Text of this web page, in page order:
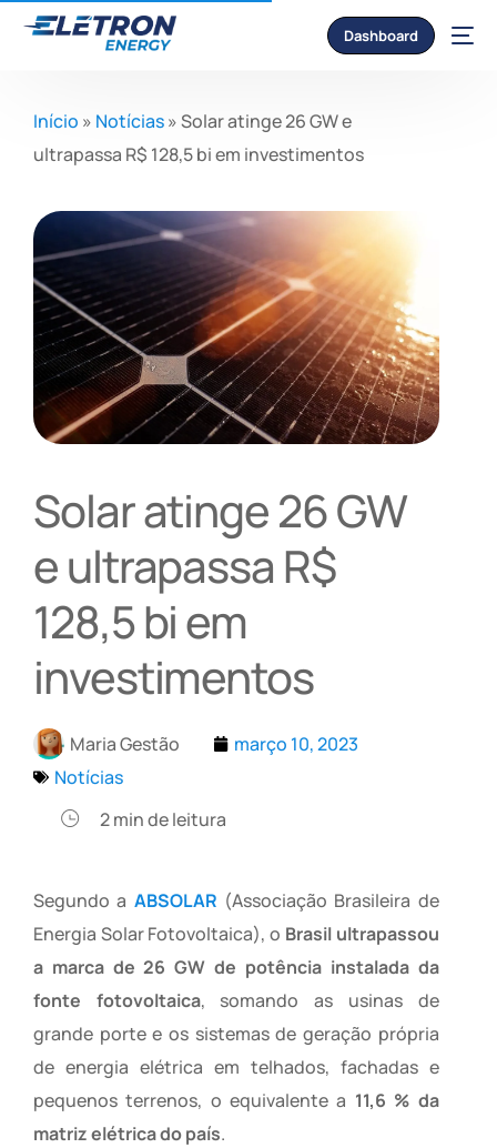
Dashboard
Início » Notícias»Solar atinge 26 GW e
ultrapassa R$ 128,5 bi em investimentos
Solar atinge 26 GW
e ultrapassa R$
128,5 bi em
investimentos
Maria Gestão
março 10, 2023
Notícias
2min de leitura
Segundo a ABSOLAR (Associação Brasileira de
Energia Solar Fotovoltaica), o Brasil ultrapassou
a marca de 26 GW de potência instalada da
fonte fotovoltaica, somando as usinas de
grande porte e os sistemas de geração própria
de energia elétrica em telhados, fachadas e
pequenos terrenos, o equivalente a 11,6 % da
matriz elétrica do país.